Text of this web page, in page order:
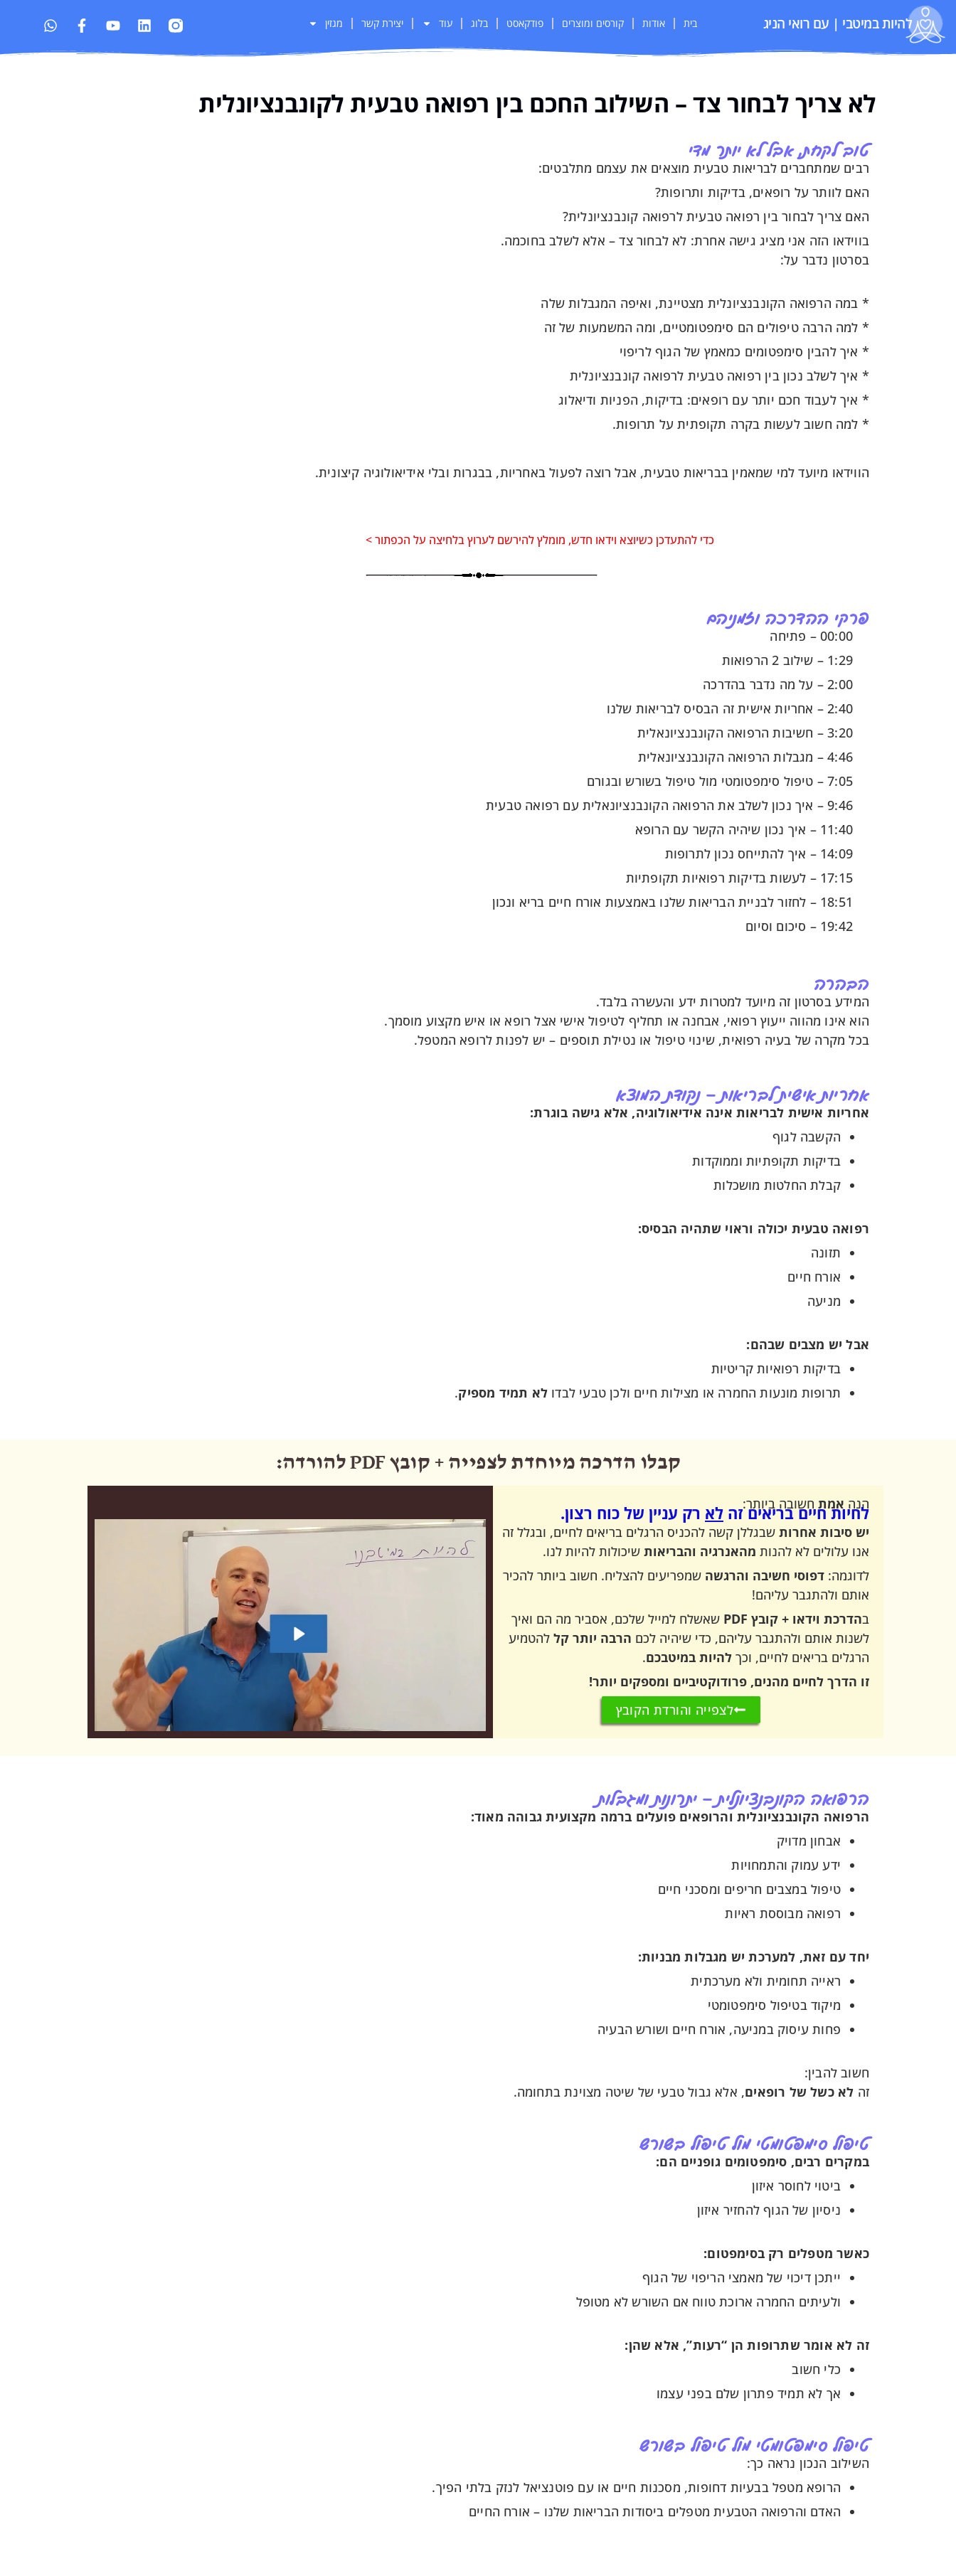
להיות במיטבי | עם רואי הניג בית אודות קורסים ומוצרים פודקאסט בלוג עוד יצירת קשר מגזין
לא צריך לבחור צד – השילוב החכם בין רפואה טבעית לקונבנציונלית​
טוב לקחת, אבל לא יותר מדי
רבים שמתחברים לבריאות טבעית מוצאים את עצמם מתלבטים:
האם לוותר על רופאים, בדיקות ותרופות?
האם צריך לבחור בין רפואה טבעית לרפואה קונבנציונלית?
בווידאו הזה אני מציג גישה אחרת: לא לבחור צד – אלא לשלב בחוכמה.
בסרטון נדבר על:
* במה הרפואה הקונבנציונלית מצטיינת, ואיפה המגבלות שלה
* למה הרבה טיפולים הם סימפטומטיים, ומה המשמעות של זה
* איך להבין סימפטומים כמאמץ של הגוף לריפוי
* איך לשלב נכון בין רפואה טבעית לרפואה קונבנציונלית
* איך לעבוד חכם יותר עם רופאים: בדיקות, הפניות ודיאלוג
* למה חשוב לעשות בקרה תקופתית על תרופות.
הווידאו מיועד למי שמאמין בבריאות טבעית, אבל רוצה לפעול באחריות, בבגרות ובלי אידיאולוגיה קיצונית.
כדי להתעדכן כשיוצא וידאו חדש, מומלץ להירשם לערוץ בלחיצה על הכפתור >
פרקי ההדרכה וזמניהם
00:00 – פתיחה
1:29 – שילוב 2 הרפואות
2:00 – על מה נדבר בהדרכה
2:40 – אחריות אישית זה הבסיס לבריאות שלנו
3:20 – חשיבות הרפואה הקונבנציונאלית
4:46 – מגבלות הרפואה הקונבנציונאלית
7:05 – טיפול סימפטומטי מול טיפול בשורש ובגורם
9:46 – איך נכון לשלב את הרפואה הקונבנציונאלית עם רפואה טבעית
11:40 – איך נכון שיהיה הקשר עם הרופא
14:09 – איך להתייחס נכון לתרופות
17:15 – לעשות בדיקות רפואיות תקופתיות
18:51 – לחזור לבניית הבריאות שלנו באמצעות אורח חיים בריא ונכון
19:42 – סיכום וסיום
הבהרה
המידע בסרטון זה מיועד למטרות ידע והעשרה בלבד.
הוא אינו מהווה ייעוץ רפואי, אבחנה או תחליף לטיפול אישי אצל רופא או איש מקצוע מוסמך.
בכל מקרה של בעיה רפואית, שינוי טיפול או נטילת תוספים – יש לפנות לרופא המטפל.
אחריות אישית לבריאות – נקודת המוצא
אחריות אישית לבריאות אינה אידיאולוגיה, אלא גישה בוגרת:
הקשבה לגוף
בדיקות תקופתיות וממוקדות
קבלת החלטות מושכלות
רפואה טבעית יכולה וראוי שתהיה הבסיס:
תזונה
אורח חיים
מניעה
אבל יש מצבים שבהם:
בדיקות רפואיות קריטיות
תרופות מונעות החמרה או מצילות חיים ולכן טבעי לבדולא תמיד מספיק.
קבלו הדרכה מיוחדת לצפייה + קובץ PDF להורדה:
הנה אמת חשובה ביותר:
לחיות חיים בריאים זה לא רק עניין של כוח רצון.
יש סיבות אחרות שבגללן קשה להכניס הרגלים בריאים לחיים, ובגלל זה
אנו עלולים לא להנות מהאנרגיה והבריאות שיכולות להיות לנו.
לדוגמה: דפוסי חשיבה והרגשה שמפריעים להצליח. חשוב ביותר להכיר
אותם ולהתגבר עליהם!
בהדרכת וידאו + קובץ PDF
שאשלח למייל שלכם, אסביר מה הם ואיך
לשנות אותם ולהתגבר עליהם, כדי שיהיה לכם הרבה יותר קל להטמיע
הרגלים בריאים לחיים, וכך להיות במיטבכם.
זו הדרך לחיים מהנים, פרודוקטיביים ומספקים יותר!
לצפייה והורדת הקובץ
הרפואה הקונבנציונלית – יתרונות ומגבלות
הרפואה הקונבנציונלית והרופאים פועלים ברמה מקצועית גבוהה מאוד:
אבחון מדויק
ידע עמוק והתמחויות
טיפול במצבים חריפים ומסכני חיים
רפואה מבוססת ראיות
יחד עם זאת, למערכת יש מגבלות מבניות:
ראייה תחומית ולא מערכתית
מיקוד בטיפול סימפטומטי
פחות עיסוק במניעה, אורח חיים ושורש הבעיה
חשוב להבין:
זה לא כשל של רופאים, אלא גבול טבעי של שיטה מצוינת בתחומה.
טיפול סימפטומטי מול טיפול בשורש
במקרים רבים, סימפטומים גופניים הם:
ביטוי לחוסר איזון
ניסיון של הגוף להחזיר איזון
כאשר מטפלים רק בסימפטום:
ייתכן דיכוי של מאמצי הריפוי של הגוף
ולעיתים החמרה ארוכת טווח אם השורש לא מטופל
זה לא אומר שתרופות הן “רעות”, אלא שהן:
כלי חשוב
אך לא תמיד פתרון שלם בפני עצמו
טיפול סימפטומטי מול טיפול בשורש
השילוב הנכון נראה כך:
הרופא מטפל בבעיות דחופות, מסכנות חיים או עם פוטנציאל לנזק בלתי הפיך.
האדם והרפואה הטבעית מטפלים ביסודות הבריאות שלנו – אורח החיים